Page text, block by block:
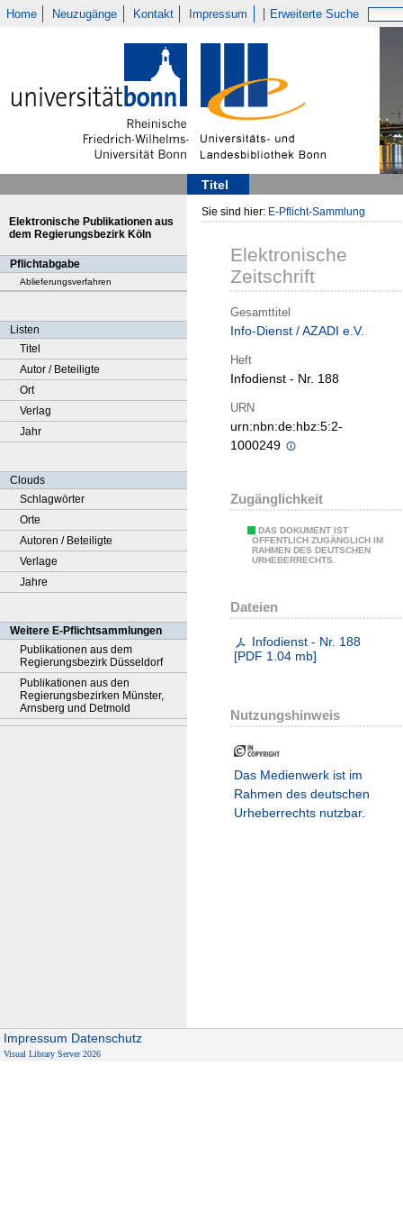
Home Neuzugänge Kontakt Impressum Erweiterte Suche
Titel
Elektronische Publikationen aus
dem Regierungsbezirk Köln
Pflichtabgabe
Ablieferungsverfahren
Listen
Titel
Autor / Beteiligte
Ort
Verlag
Jahr
Clouds
Schlagwörter
Orte
Autoren / Beteiligte
Verlage
Jahre
Weitere E-Pflichtsammlungen
Publikationen aus dem
Regierungsbezirk Düsseldorf
Publikationen aus den
Regierungsbezirken Münster,
Arnsberg und Detmold
Sie sind hier: E-Pflicht-Sammlung
Elektronische
Zeitschrift
Gesamttitel
Info-Dienst / AZADI e.V.
Heft
Infodienst - Nr. 188
URN
urn:nbn:de:hbz:5:2-
1000249
Zugänglichkeit
DAS DOKUMENT IST
ÖFFENTLICH ZUGÄNGLICH IM
RAHMEN DES DEUTSCHEN
URHEBERRECHTS.
Dateien
Infodienst - Nr. 188
[PDF 1.04 mb]
Nutzungshinweis
Das Medienwerk ist im
Rahmen des deutschen
Urheberrechts nutzbar.
Impressum Datenschutz
Visual Library Server 2026